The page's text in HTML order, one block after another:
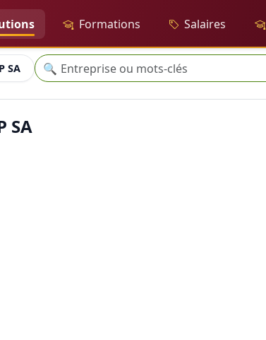
Formations Salaires
SA Recherche
🔍
SA